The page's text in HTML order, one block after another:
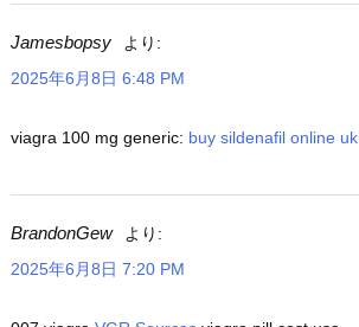
Jamesbopsy
より:
2025年6月8日 6:48 PM
viagra 100 mg generic: buy sildenafil online uk
BrandonGew
より:
2025年6月8日 7:20 PM